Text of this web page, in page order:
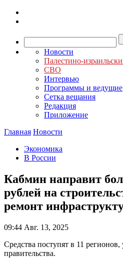
Новости
Палестино-
СВО
Интервью
Программы и ведущие
Сетка вещания
Редакция
Приложение
Главная Новости
Экономика
В России
Кабмин направит
рублей на
ремонт
09:44 Авг. 13, 2025
Средства поступят в 11
правительства.